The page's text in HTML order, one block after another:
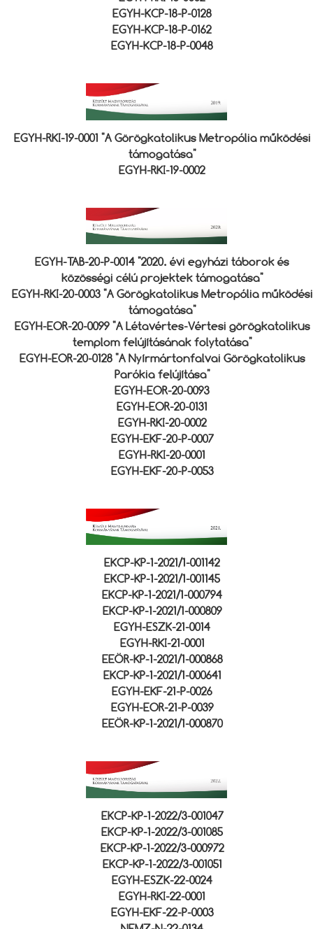
EGYH-KCP-18-P-0128
EGYH-KCP-18-P-0162
EGYH-KCP-18-P-0048
EGYH-RKI-19-0001 "A Görögkatolikus Metropólia működési
támogatása"
EGYH-RKI-19-0002
EGYH-TAB-20-P-0014 "2020. évi egyházi táborok és
közösségi célú projektek támogatása"
EGYH-RKI-20-0003 "A Görögkatolikus Metropólia működési
támogatása"
EGYH-EOR-20-0099 "A Létavértes-Vértesi görögkatolikus
templom felújításának folytatása"
EGYH-EOR-20-0128 "A Nyírmártonfalvai Görögkatolikus
Parókia felújítása"
EGYH-EOR-20-0093
EGYH-EOR-20-0131
EGYH-RKI-20-0002
EGYH-EKF-20-P-0007
EGYH-RKI-20-0001
EGYH-EKF-20-P-0053
EKCP-KP-1-2021/1-001142
EKCP-KP-1-2021/1-001145
EKCP-KP-1-2021/1-000794
EKCP-KP-1-2021/1-000809
EGYH-ESZK-21-0014
EGYH-RKI-21-0001
EEÖR-KP-1-2021/1-000868
EKCP-KP-1-2021/1-000641
EGYH-EKF-21-P-0026
EGYH-EOR-21-P-0039
EEÖR-KP-1-2021/1-000870
EKCP-KP-1-2022/3-001047
EKCP-KP-1-2022/3-001085
EKCP-KP-1-2022/3-000972
EKCP-KP-1-2022/3-001051
EGYH-ESZK-22-0024
EGYH-RKI-22-0001
EGYH-EKF-22-P-0003